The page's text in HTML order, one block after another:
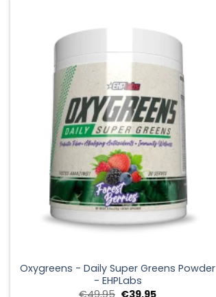
Oxygreens - Daily Super Greens Powder
- EHPLabs
Le Le